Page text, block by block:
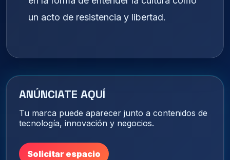
un acto de resistencia y libertad.
ANÚNCIATE AQUÍ
Tu marca puede aparecer junto a contenidos de
tecnología, innovación y negocios.
Solicitar espacio